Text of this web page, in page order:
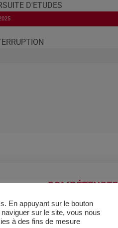
D'ETUDES
2025
Réaliser la comptabilité financière
méthodes et outils de production,
rapports financiers et comptables.
En appuyant sur le bouton
sur le site, vous nous
à des fins de mesure